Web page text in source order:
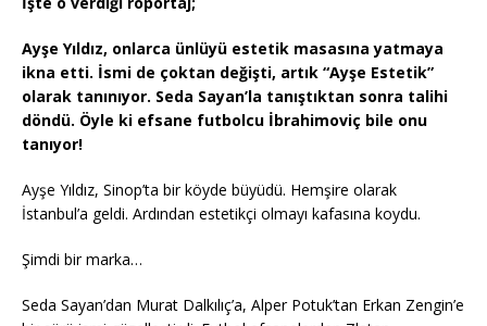
Ayşe Yıldız, onlarca ünlüyü estetik masasına yatmaya
ikna etti. İsmi de çoktan değişti, artık “Ayşe Estetik”
olarak tanınıyor. Seda Sayan’la tanıştıktan sonra talihi
döndü. Öyle ki efsane futbolcu İbrahimoviç bile onu
tanıyor!
Ayşe Yıldız, Sinop’ta bir köyde büyüdü. Hemşire olarak
İstanbul’a geldi. Ardından estetikçi olmayı kafasına koydu.
Şimdi bir marka…
Seda Sayan’dan Murat Dalkılıç’a, Alper Potuk’tan Erkan Zengin’e